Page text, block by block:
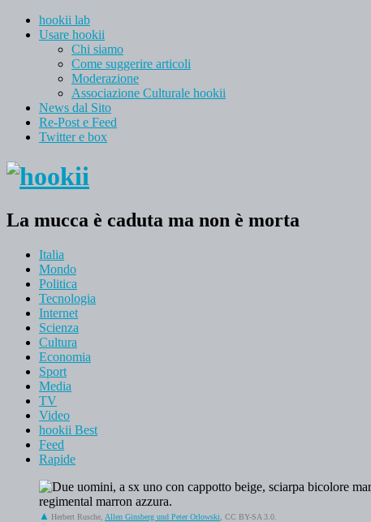
hookii lab
Usare hookii
Chi siamo
Come suggerire articoli
Moderazione
Associazione Culturale hookii
News dal Sito
Re-Post e Feed
Twitter e box
La mucca è caduta ma non è morta
Italia
Mondo
Politica
Tecnologia
Internet
Scienza
Cultura
Economia
Sport
Media
TV
Video
hookii Best
Feed
Rapide
Herbert Rusche, Allen Ginsberg und Peter Orlowski , CC BY-SA 3.0.